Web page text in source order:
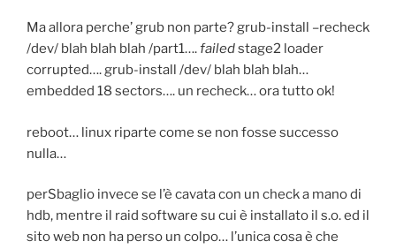
Ma allora perche’ grub non parte? grub-install –recheck
/dev/ blah blah blah /part1….failedstage2 loader
corrupted…. grub-install /dev/ blah blah blah…
embedded 18 sectors…. un recheck… ora tutto ok!
reboot… linux riparte come se non fosse successo
nulla…
perSbaglio invece se l’è cavata con un check a mano di
hdb, mentre il raid software su cui è installato il s.o. ed il
sito web non ha perso un colpo… l’unica cosa è che